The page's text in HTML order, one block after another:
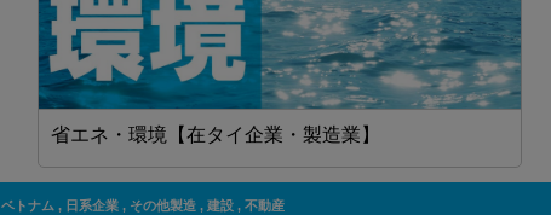
省エネ・環境【在タイ企業・製造業】
ベトナム 日系企業 その他製造 建設 不動産